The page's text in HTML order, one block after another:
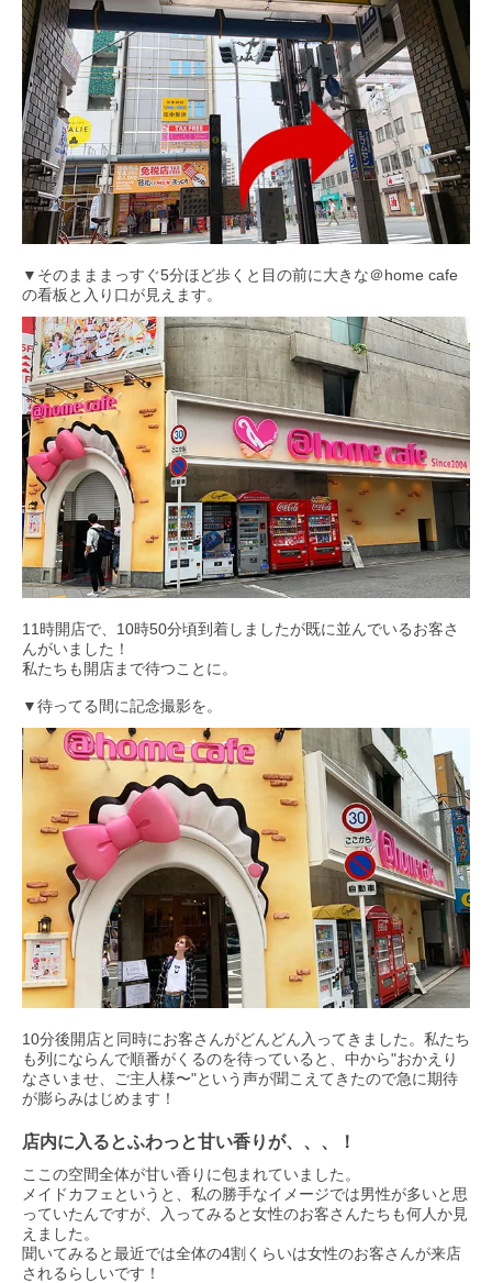
▼そのまままっすぐ5分ほど歩くと目の前に大きな＠home cafe
の看板と入り口が見えます。
11時開店で、10時50分頃到着しましたが既に並んでいるお客さ
んがいました！
私たちも開店まで待つことに。
▼待ってる間に記念撮影を。
10分後開店と同時にお客さんがどんどん入ってきました。私たち
も列にならんで順番がくるのを待っていると、中から"おかえり
なさいませ、ご主人様〜"という声が聞こえてきたので急に期待
が膨らみはじめます！
店内に入るとふわっと甘い香りが、、、！
ここの空間全体が甘い香りに包まれていました。
メイドカフェというと、私の勝手なイメージでは男性が多いと思
っていたんですが、入ってみると女性のお客さんたちも何人か見
えました。
聞いてみると最近では全体の4割くらいは女性のお客さんが来店
されるらしいです！